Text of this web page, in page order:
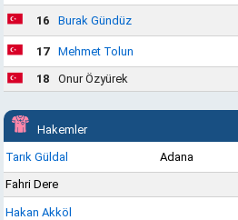
16 Burak Gündüz
17
Mehmet Tolun
18
Onur Özyürek
Hakemler
Tarık Güldal
Adana
Fahri Dere
Hakan Akköl